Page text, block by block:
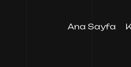
Ana Sayfa